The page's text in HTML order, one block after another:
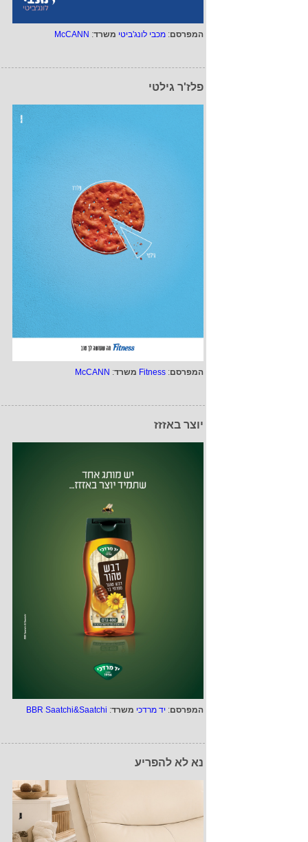
המפרסם: מכבי לונג'ביטי משרד:
McCANN
פלז'ר גילטי
המפרסם:
Fitness משרד:
McCANN
יוצר באזזז
המפרסם: יד מרדכי משרד:
BBR Saatchi&Saatchi
נא לא להפריע